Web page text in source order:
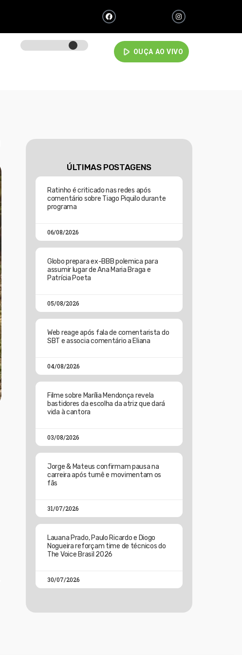
play_arrow OUÇA AO VIVO
ÚLTIMAS POSTAGENS
Ratinho é criticado nas redes após
comentário sobre Tiago Piquilo durante
programa
06/08/2026
Globo prepara ex-BBB polemica para
assumir lugar de Ana Maria Braga e
Patrícia Poeta
05/08/2026
Web reage após fala de comentarista do
SBT e associa comentário a Eliana
04/08/2026
Filme sobre Marília Mendonça revela
bastidores da escolha da atriz que dará
vida à cantora
03/08/2026
Jorge & Mateus confirmam pausa na
carreira após turnê e movimentam os
fãs
31/07/2026
Lauana Prado, Paulo Ricardo e Diogo
Nogueira reforçam time de técnicos do
The Voice Brasil 2026
30/07/2026